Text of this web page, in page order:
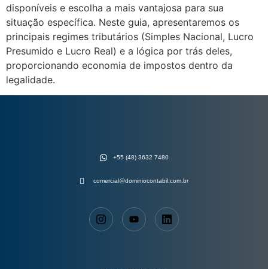
disponíveis e escolha a mais vantajosa para sua
situação específica. Neste guia, apresentaremos os
principais regimes tributários (Simples Nacional, Lucro
Presumido e Lucro Real) e a lógica por trás deles,
proporcionando economia de impostos dentro da
legalidade.
+55 (48) 3632 7480
comercial@dominiocontabil.com.br